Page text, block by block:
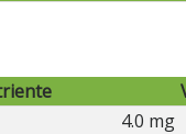
4.0 mg